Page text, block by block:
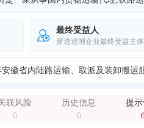
最终受益人
穿透追溯企业最终受益主体
联风险
0
历史信息
0
提